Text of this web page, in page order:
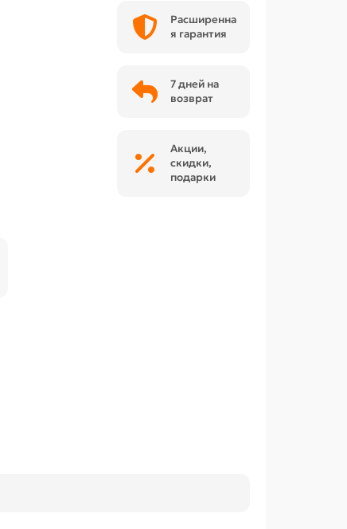
Расширенна
я гарантия
7 дней на
возврат
Акции,
скидки,
подарки